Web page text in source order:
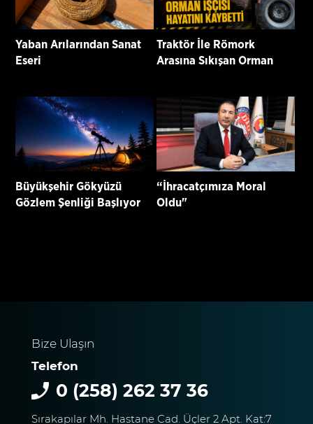
Yaban Arılarından Sanat
Eseri
Traktör İle Römork
Arasına Sıkışan Orman
Büyükşehir Gökyüzü
Gözlem Şenliği Başlıyor
“İhracatçımıza Moral
Oldu"
Bize Ulaşın
Telefon
0 (258) 262 37 36
Sırakapılar Mh. Hastane Cad. Üçler 2 Apt. Kat:7